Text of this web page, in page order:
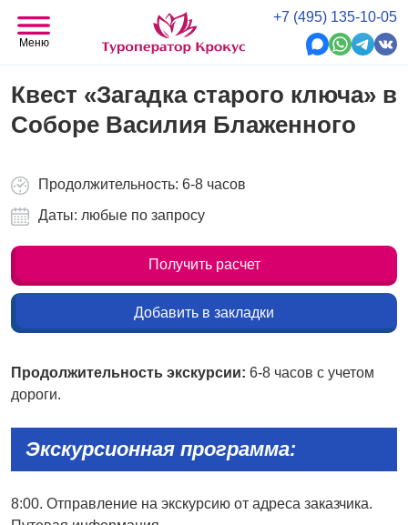
+7 (495) 135-10-05
Меню
Квест «Загадка старого ключа» в
Соборе Василия Блаженного
Продолжительность: 6-8 часов
Даты: любые по запросу
Получить расчет
Добавить в закладки
Продолжительность экскурсии: 6-8 часов с учетом
дороги.
Экскурсионная программа:
8:00. Отправление на экскурсию от адреса заказчика.